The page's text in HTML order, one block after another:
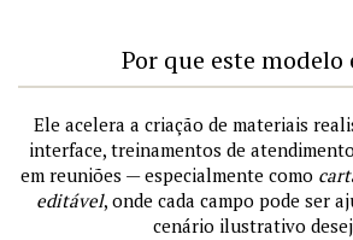
Por que este modelo
Ele acelera a criação de materiais
interface, treinamentos de
em reuniões — especialmente como
editável, onde cada campo pode ser
cenário ilustrativo